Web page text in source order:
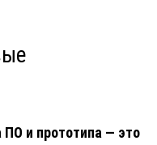
ПО и прототипа — это